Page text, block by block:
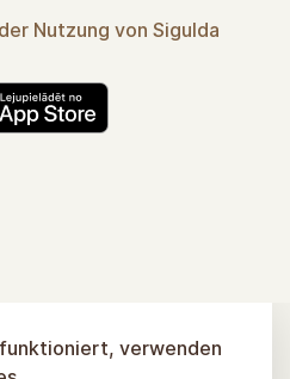
Nutzung von Sigulda
verwenden